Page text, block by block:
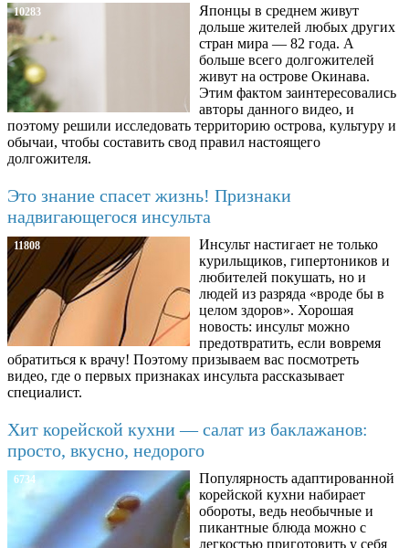
10283
Японцы в среднем живут
дольше жителей любых других
стран мира — 82 года. А
больше всего долгожителей
живут на острове Окинава.
Этим фактом заинтересовались
авторы данного видео, и
поэтому решили исследовать территорию острова, культуру и
обычаи, чтобы составить свод правил настоящего
долгожителя.
Это знание спасет жизнь! Признаки
надвигающегося инсульта
11808
Инсульт настигает не только
курильщиков, гипертоников и
любителей покушать, но и
людей из разряда «вроде бы в
целом здоров». Хорошая
новость: инсульт можно
предотвратить, если вовремя
обратиться к врачу! Поэтому призываем вас посмотреть
видео, где о первых признаках инсульта рассказывает
специалист.
Хит корейской кухни — салат из баклажанов:
просто, вкусно, недорого
6734
Популярность адаптированной
корейской кухни набирает
обороты, ведь необычные и
пикантные блюда можно с
легкостью приготовить у себя